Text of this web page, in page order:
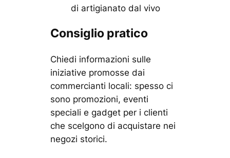
di artigianato dal vivo
Consiglio pratico
Chiedi informazioni sulle
iniziative promosse dai
commercianti locali: spesso ci
sono promozioni, eventi
speciali e gadget per i clienti
che scelgono di acquistare nei
negozi storici.